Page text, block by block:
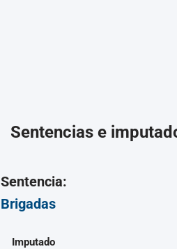
Sentencias e
Sentencia:
Brigadas
Imputado